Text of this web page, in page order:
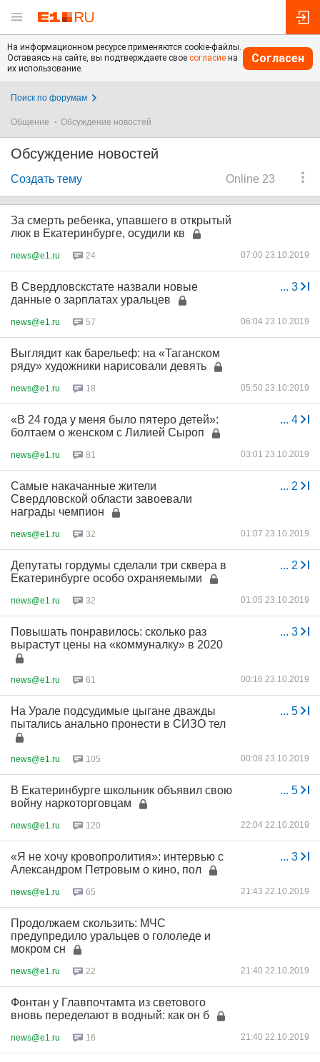
На информационном ресурсе применяются cookie-файлы.
Оставаясь на сайте, вы подтверждаете свое согласие на
их использование.
Согласен
Поиск по форумам
Общение Обсуждение новостей
Обсуждение новостей
Online 23
Создать тему
За смерть ребенка, упавшего в открытый
люк в Екатеринбурге, осудили кв
news@e1.ru 24 07:00 23.10.2019
... 3
В Свердловскстате назвали новые
данные о зарплатах уральцев
news@e1.ru 57 06:04 23.10.2019
Выглядит как барельеф: на «Таганском
ряду» художники нарисовали девять
news@e1.ru 18 05:50 23.10.2019
... 4
«В 24 года у меня было пятеро детей»:
болтаем о женском с Лилией Сыроп
news@e1.ru 81 03:01 23.10.2019
... 2
Самые накачанные жители
Свердловской области завоевали
награды чемпион
news@e1.ru 32 01:07 23.10.2019
... 2
Депутаты гордумы сделали три сквера в
Екатеринбурге особо охраняемыми
news@e1.ru 32 01:05 23.10.2019
... 3
Повышать понравилось: сколько раз
вырастут цены на «коммуналку» в 2020
news@e1.ru 61 00:16 23.10.2019
... 5
На Урале подсудимые цыгане дважды
пытались анально пронести в СИЗО тел
news@e1.ru 105 00:08 23.10.2019
... 5
В Екатеринбурге школьник объявил свою
войну наркоторговцам
news@e1.ru 120 22:04 22.10.2019
... 3
«Я не хочу кровопролития»: интервью с
Александром Петровым о кино, пол
news@e1.ru 65 21:43 22.10.2019
Продолжаем скользить: МЧС
предупредило уральцев о гололеде и
мокром сн
news@e1.ru 22 21:40 22.10.2019
Фонтан у Главпочтамта из светового
вновь переделают в водный: как он б
news@e1.ru 16 21:40 22.10.2019